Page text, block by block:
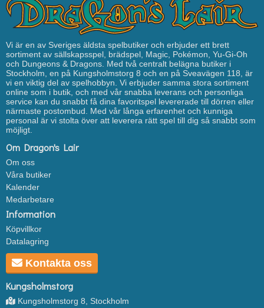
Vi är en av Sveriges äldsta spelbutiker och erbjuder ett brett
sortiment av sällskapsspel, brädspel, Magic, Pokémon, Yu-Gi-Oh
och Dungeons & Dragons. Med två centralt belägna butiker i
Stockholm, en på Kungsholmstorg 8 och en på Sveavägen 118, är
vi en viktig del av spelhobbyn. Vi erbjuder samma stora sortiment
online som i butik, och med vår snabba leverans och personliga
service kan du snabbt få dina favoritspel levererade till dörren eller
närmaste postombud. Med vår långa erfarenhet och kunniga
personal är vi stolta över att leverera rätt spel till dig så snabbt som
möjligt.
Om Dragon's Lair
Om oss
Våra butiker
Kalender
Medarbetare
Information
Köpvillkor
Datalagring
Kontakta oss
Kungsholmstorg
Kungsholmstorg 8, Stockholm